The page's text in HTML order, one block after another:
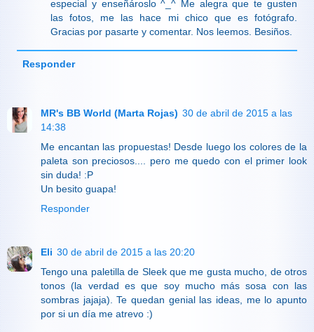
especial y enseñároslo ^_^ Me alegra que te gusten
las fotos, me las hace mi chico que es fotógrafo.
Gracias por pasarte y comentar. Nos leemos. Besiños.
Responder
MR's BB World (Marta Rojas) 30 de abril de 2015 a las
14:38
Me encantan las propuestas! Desde luego los colores de la
paleta son preciosos.... pero me quedo con el primer look
sin duda! :P
Un besito guapa!
Responder
Eli 30 de abril de 2015 a las 20:20
Tengo una paletilla de Sleek que me gusta mucho, de otros
tonos (la verdad es que soy mucho más sosa con las
sombras jajaja). Te quedan genial las ideas, me lo apunto
por si un día me atrevo :)